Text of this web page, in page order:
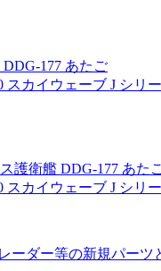
177 あたご
スカイウェーブ J シリ
護衛艦 DDG-177 あた
スカイウェーブ J シリ
ーダー等の新規パー